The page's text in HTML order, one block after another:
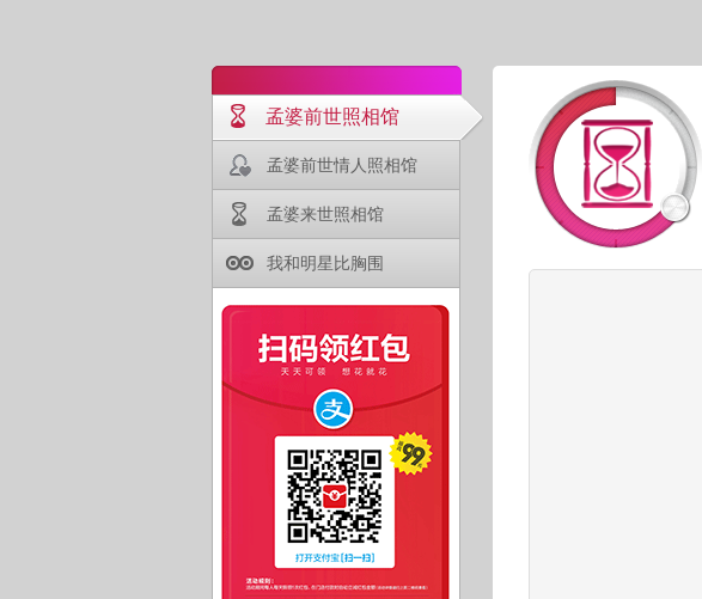
孟婆前世照相馆
孟婆前世情人照相馆
孟婆来世照相馆
我和明星比胸围